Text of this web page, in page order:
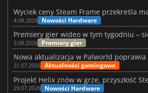
4.08.2026 Nowości Hardware
3.08.2026 Premiery gier
31.07.2026 Aktualności gamingowe
29.07.2026 Nowości Hardware